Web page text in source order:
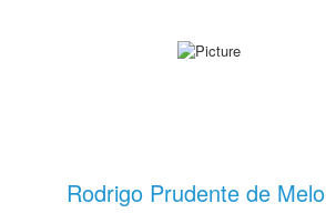
Rodrigo Prudente de Melo